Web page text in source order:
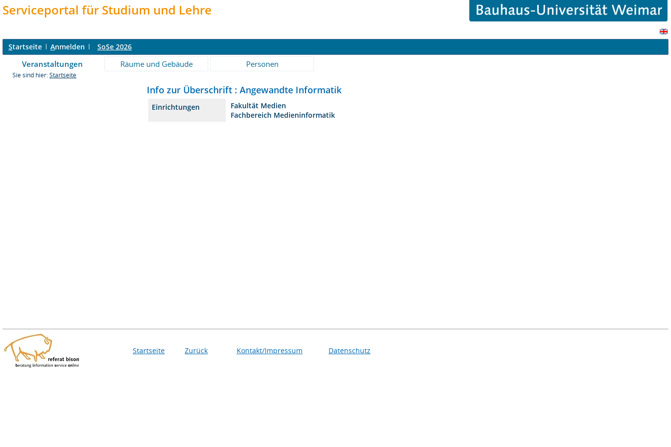
Serviceportal für Studium und Lehre
Startseite Anmelden SoSe 2026
Veranstaltungen Räume und Gebäude Personen
Sie sind hier: Startseite
Info zur Überschrift : Angewandte Informatik
Einrichtungen
Fakultät Medien
Fachbereich Medieninformatik
Startseite Zurück Kontakt/Impressum Datenschutz